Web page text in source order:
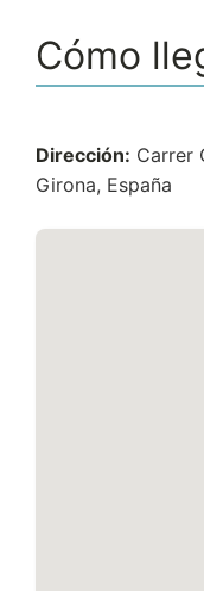
Cómo
Dirección: Carrer
Girona, España